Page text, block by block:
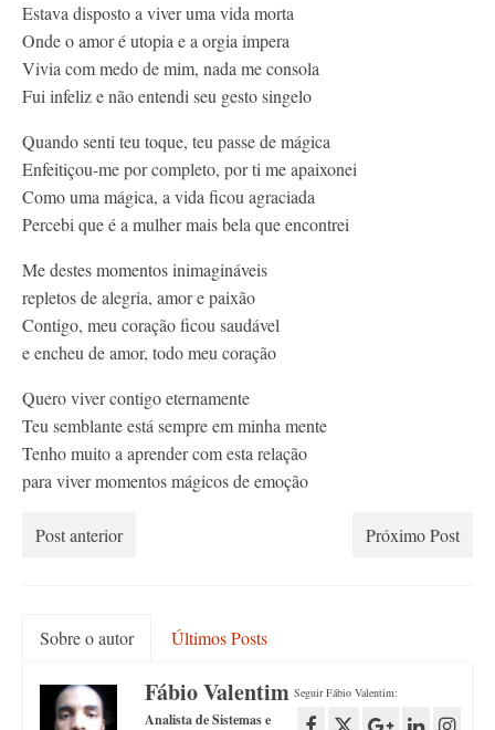
Estava disposto a viver uma vida morta
Onde o amor é utopia e a orgia impera
Vivia com medo de mim, nada me consola
Fui infeliz e não entendi seu gesto singelo
Quando senti teu toque, teu passe de mágica
Enfeitiçou-me por completo, por ti me apaixonei
Como uma mágica, a vida ficou agraciada
Percebi que é a mulher mais bela que encontrei
Me destes momentos inimagináveis
repletos de alegria, amor e paixão
Contigo, meu coração ficou saudável
e encheu de amor, todo meu coração
Quero viver contigo eternamente
Teu semblante está sempre em minha mente
Tenho muito a aprender com esta relação
para viver momentos mágicos de emoção
Post anterior Próximo Post
Sobre o autor Últimos Posts
Seguir Fábio Valentim:
Fábio Valentim
Analista de Sistemas e